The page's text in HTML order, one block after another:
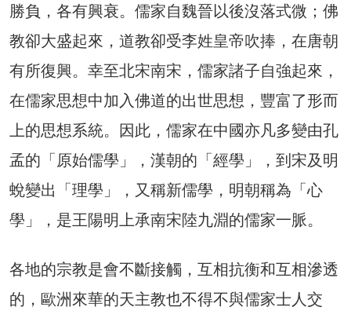
勝負，各有興衰。儒家自魏晉以後沒落式微；佛
教卻大盛起來，道教卻受李姓皇帝吹捧，在唐朝
有所復興。幸至北宋南宋，儒家諸子自強起來，
在儒家思想中加入佛道的出世思想，豐富了形而
上的思想系統。因此，儒家在中國亦凡多變由孔
孟的「原始儒學」，漢朝的「經學」，到宋及明
蛻變出「理學」，又稱新儒學，明朝稱為「心
學」，是王陽明上承南宋陸九淵的儒家一脈。
各地的宗教是會不斷接觸，互相抗衡和互相滲透
的，歐洲來華的天主教也不得不與儒家士人交